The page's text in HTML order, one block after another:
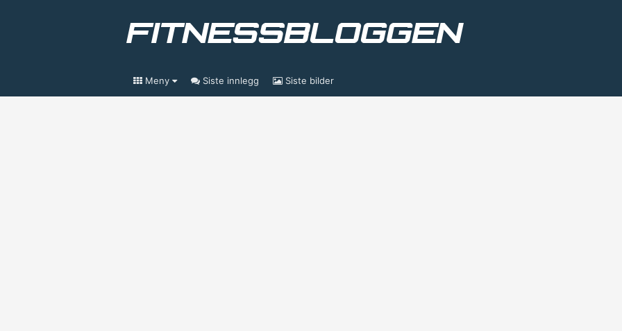
Meny Siste innlegg Siste bilder